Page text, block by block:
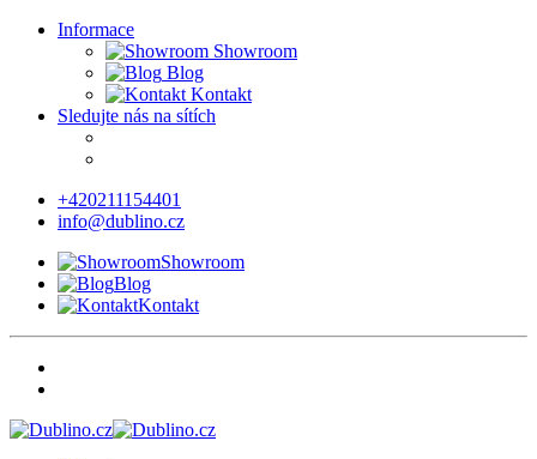
Informace
Showroom
Blog
Kontakt
Sledujte nás na sítích
+420211154401
info@dublino.cz
Showroom
Blog
Kontakt